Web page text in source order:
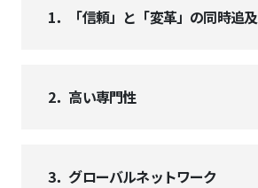
1．「信頼」と「変革」の同時追及
2．高い専門性
3．グローバルネットワーク